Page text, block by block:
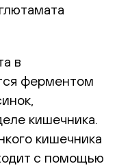
в
ферментом
кишечника.
кишечника
с помощью